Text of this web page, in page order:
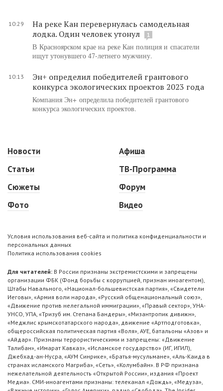
10:29
На реке Кан перевернулась самодельная
лодка. Один человек утонул
1
В Красноярском крае на реке Кан полиция и спасатели
ищут утонувшего 47-летнего мужчину.
10:13
Эн+ определил победителей грантового
конкурса экологических проектов 2023 года
Компания Эн+ определила победителей грантового
конкурса экологических проектов.
Новости
Статьи
Сюжеты
Фото
Афиша
ТВ-Программа
Форум
Видео
Условия использования веб-сайта и политика конфиденциальности и
персональных данных
Политика использования cookies
Для читателей: В России признаны экстремистскими и запрещены
организации ФБК (Фонд борьбы с коррупцией, признан иноагентом),
Штабы Навального, «Национал-большевистская партия», «Свидетели
Иеговы», «Армия воли народа», «Русский общенациональный союз»,
«Движение против нелегальной иммиграции», «Правый сектор», УНА-
УНСО, УПА, «Тризуб им. Степана Бандеры», «Мизантропик дивижн»,
«Меджлис крымскотатарского народа», движение «Артподготовка»,
общероссийская политическая партия «Воля», АУЕ, батальоны «Азов» и
«Айдар». Признаны террористическими и запрещены: «Движение
Талибан», «Имарат Кавказ», «Исламское государство» (ИГ, ИГИЛ),
Джебхад-ан-Нусра, «АУМ Синрике», «Братья-мусульмане», «Аль-Каида в
странах исламского Магриба», «Сеть», «Колумбайн». В РФ признана
нежелательной деятельность «Открытой России», издания «Проект
Медиа». СМИ-иноагентами признаны: телеканал «Дождь», «Медуза»,